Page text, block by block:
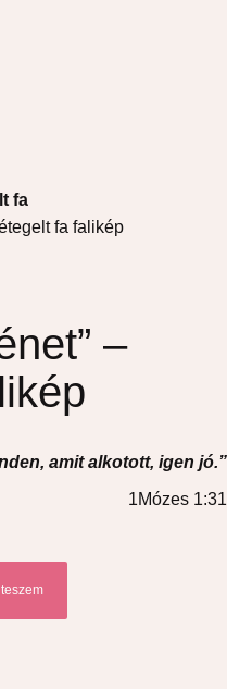
fa
fa falikép
–
amit alkotott, igen jó.”
1Mózes 1:31